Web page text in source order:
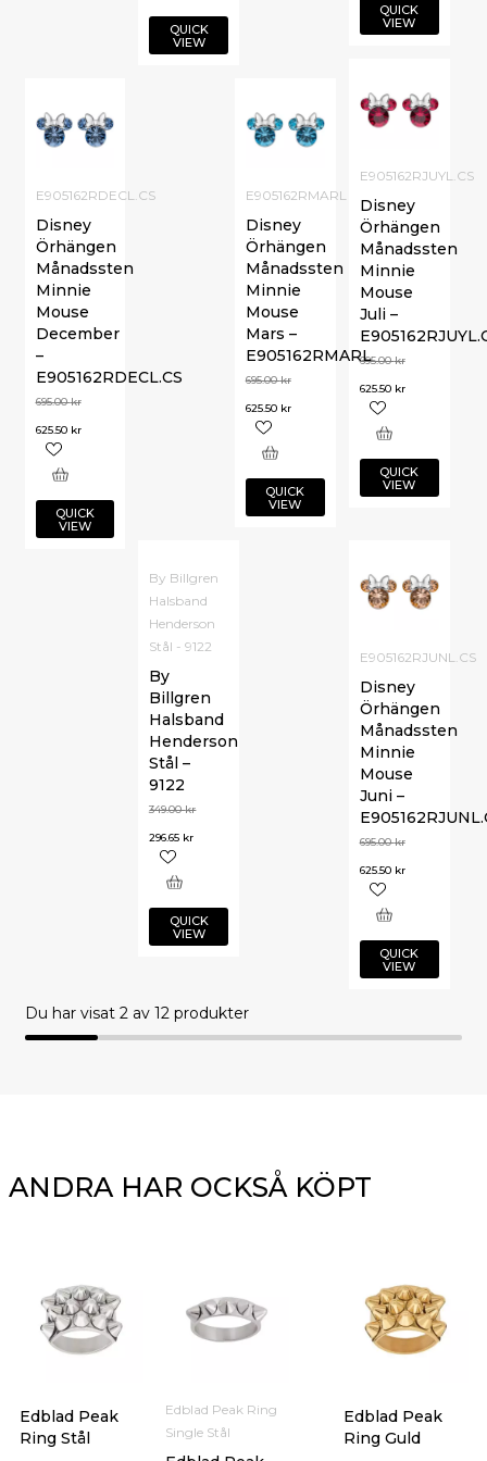
QUICK
VIEW
QUICK
VIEW
E905162RJUYL.CS
Disney
Örhängen
Månadssten
Minnie
Mouse
Juli –
695.00kr
625.50 kr
QUICK
VIEW
E905162RDECL.CS
Disney
Örhängen
Månadssten
Minnie
Mouse
December
–
E905162RDECL.CS
695.00kr
625.50 kr
QUICK
VIEW
E905162RMARL
Disney
Örhängen
Månadssten
Minnie
Mouse
Mars –
E905162RMARL
695.00kr
625.50 kr
QUICK
VIEW
By Billgren
Halsband
Henderson
Stål - 9122
By
Billgren
Halsband
Henderson
Stål –
9122
349.00kr
296.65 kr
QUICK
VIEW
E905162RJUNL.CS
Disney
Örhängen
Månadssten
Minnie
Mouse
Juni –
695.00kr
625.50 kr
QUICK
VIEW
Du har visat 2av 12 produkter
ANDRA HAR OCKSÅ KÖPT
Edblad Peak
Ring Stål
Edblad Peak
Ring Guld
Edblad Peak Ring
Single Stål